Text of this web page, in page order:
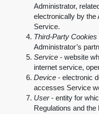
Administrator,
electronically by the
Service.
Third-Party Cookies
Administrator’s
Service - website
internet service,
Device - electronic
accesses Service
User - entity for
Regulations and